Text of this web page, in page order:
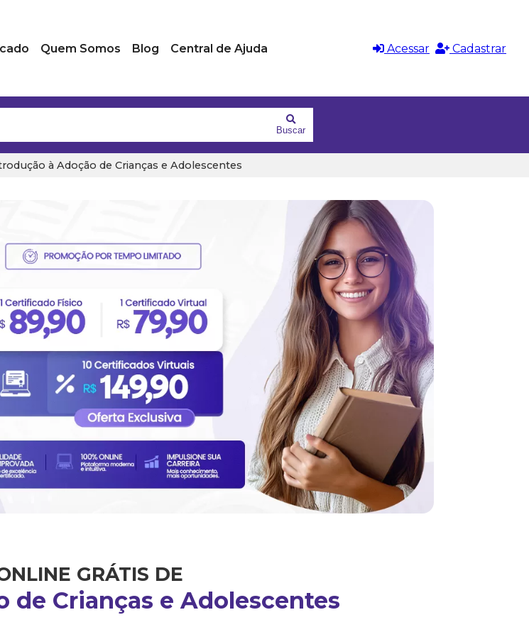
Quem Somos Blog Central de Ajuda Acessar Cadastrar
Buscar
à Adoção de Crianças e Adolescentes
GRÁTIS DE
de Crianças e Adolescentes